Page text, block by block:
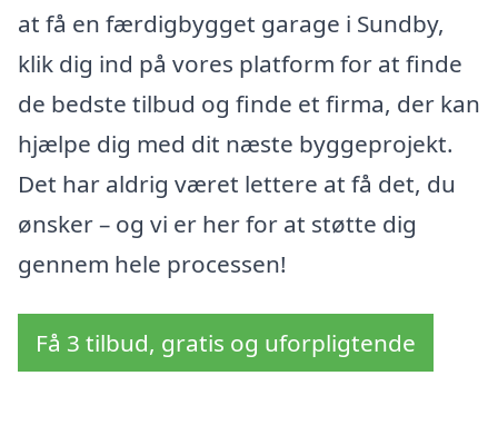
at få en færdigbygget garage i Sundby,
klik dig ind på vores platform for at finde
de bedste tilbud og finde et firma, der kan
hjælpe dig med dit næste byggeprojekt.
Det har aldrig været lettere at få det, du
ønsker – og vi er her for at støtte dig
gennem hele processen!
Få 3 tilbud, gratis og uforpligtende